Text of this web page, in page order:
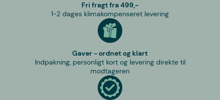
Fri fragt fra 499,-
1-2 dages klimakompenseret levering
Gaver - ordnet og klart
Indpakning, personligt kort og levering direkte til
modtageren